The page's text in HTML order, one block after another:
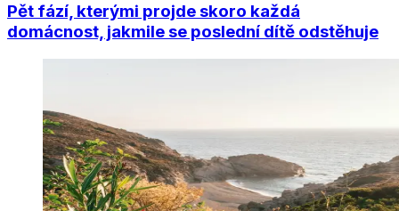
Pět fází, kterými projde skoro každá
domácnost, jakmile se poslední dítě odstěhuje